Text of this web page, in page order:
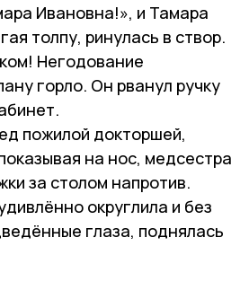
Ивановна!», и Тамара
толпу, ринулась в створ.
Негодование
горло. Он рванул ручку
пожилой докторшей,
на нос, медсестра
за столом напротив.
округлила и без
глаза, поднялась